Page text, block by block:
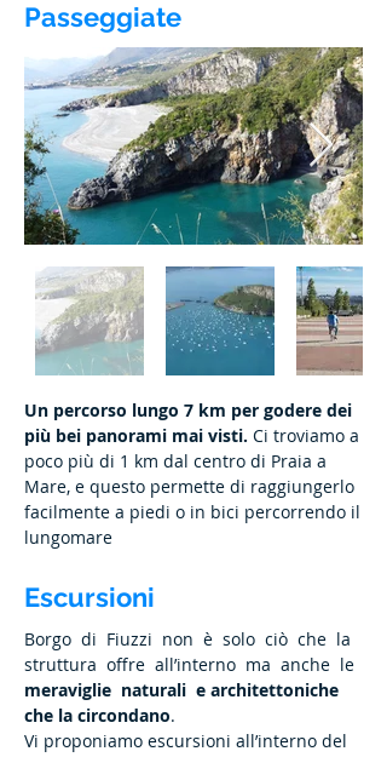
Passeggiate
Un percorso lungo 7 km per godere dei
più bei panorami mai visti. Ci troviamo a
poco più di 1 km dal centro di Praia a
Mare, e questo permette di raggiungerlo
facilmente a piedi o in bici percorrendo il
lungomare
Escursioni
Borgo di Fiuzzi non è solo ciò che la
struttura offre all’interno ma anche le
meraviglie naturali e architettoniche
che la circondano.
Vi proponiamo escursioni all’interno del